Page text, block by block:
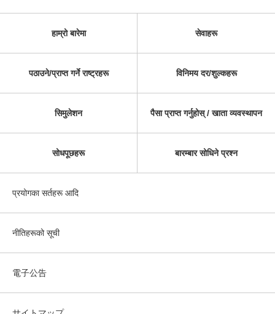
हाम्रो बारेमा सेवाहरू
पठाउने/प्राप्त गर्ने राष्ट्रहरू विनिमय दर/शुल्कहरू
सिमुलेशन पैसा प्राप्त गर्नुहोस् / खाता व्यवस्थापन
सोधपूछहरू बारम्बार सोधिने प्रश्न
प्रयोगका सर्तहरू आदि
नीतिहरूको सूची
電子公告